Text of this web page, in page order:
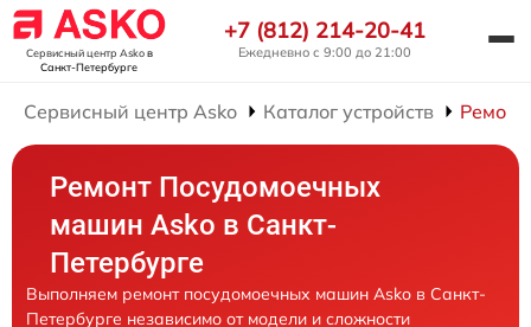
Сервисный центр Askoв
Санкт-Петербурге
+7 (812) 214-20-41
Ежедневно с 9:00 до 21:00
Сервисный центр Asko Каталог устройств
Ремонт Посудомоечных
машин Asko в Санкт-
Петербурге
Выполняем ремонт посудомоечных машин Asko в Санкт-
Петербурге независимо от модели и сложности